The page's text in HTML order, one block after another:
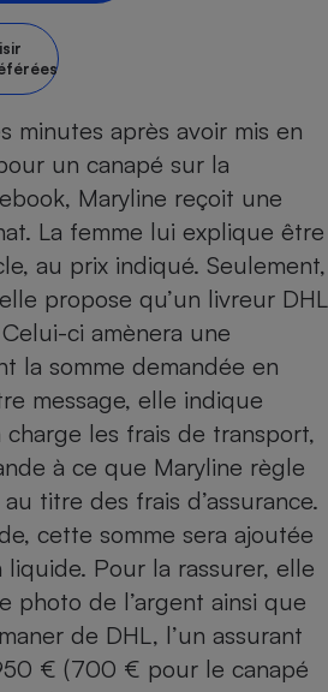
minutes après avoir mis en
un canapé sur la
Maryline reçoit une
La femme lui explique être
au prix indiqué. Seulement,
propose qu’un livreur DHL
ci amènera une
la somme demandée en
message, elle indique
charge les frais de transport,
à ce que Maryline règle
titre des frais d’assurance.
cette somme sera ajoutée
Pour la rassurer, elle
photo de l’argent ainsi que
de DHL, l’un assurant
€ (700 € pour le canapé
bouteille
Banque
Plaque de cuisson à
induction
Téléviseur
Téléphone mobile -
Smartphone
Matelas
Radiateur électrique
Antimoustique